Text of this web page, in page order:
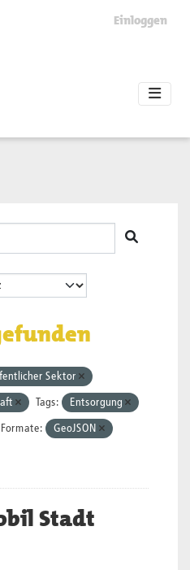
Einloggen
Sektor
Tags: Entsorgung
Formate: GeoJSON
Stadt